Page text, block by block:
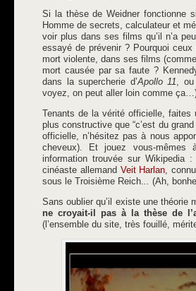
Si la thèse de Weidner fonctionne
Homme de secrets, calculateur et
voir plus dans ses films qu’il n’a
essayé de prévenir ? Pourquoi
mort violente, dans ses films
mort causée par sa faute ?
dans la supercherie d’Apollo 11, ou
voyez, on peut aller loin comme
Tenants de la vérité officielle,
plus constructive que “c’est du
officielle, n’hésitez pas à nous
cheveux). Et jouez vous-mêmes
information trouvée sur Wikipedia
cinéaste allemand Veit Harlan,
sous le Troisième Reich... (Ah,
Sans oublier qu’il existe une
ne croyait-il pas à la thèse de
(l’ensemble du site, très fouillé,